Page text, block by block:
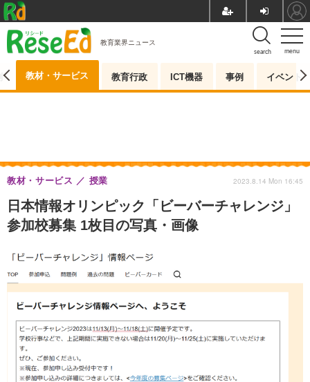
menu
search
教育業界ニュース
教材・サービス 教育行政 ICT機器 事例 イベント
日本情報オリンピック「ビーバーチャレンジ」
参加校募集 1枚目の写真・画像
教材・サービス 授業 2023.8.14 Mon 16:45